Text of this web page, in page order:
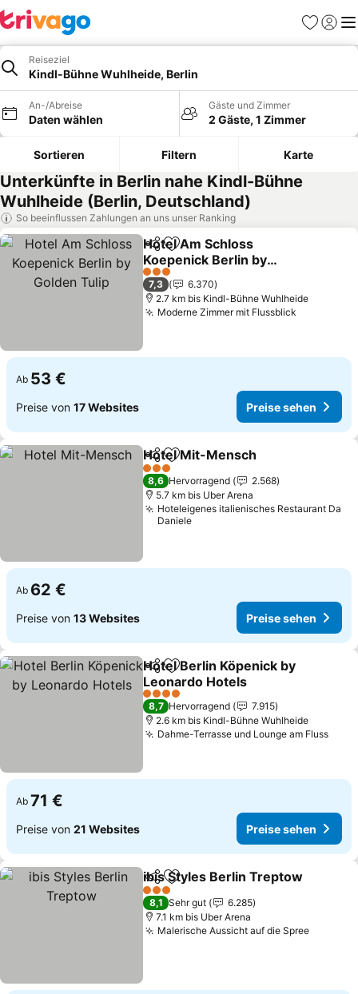
Favoriten
Reiseziel
Kindl-Bühne Wuhlheide, Berlin
An-/Abreise
Daten wählen
Gäste und Zimmer
2 Gäste, 1 Zimmer
Sortieren Filtern Karte
Unterkünfte in Berlin nahe Kindl-Bühne
Wuhlheide (Berlin, Deutschland)
So beeinflussen Zahlungen an uns unser Ranking
TeilenZu Favoriten hinzufügen
Hotel Am Schloss
Koepenick Berlin by
Golden Tulip
Preise sehen
3 Sterne
7,3
6.370
2.7 km bis Kindl-Bühne Wuhlheide
Moderne Zimmer mit Flussblick
Ab 53 €
Preise von 17 Websites Preise sehen
TeilenZu Favoriten hinzufügen
Hotel Mit-Mensch
3 Sterne
8,6 Hervorragend
2.568
5.7 km bis Uber Arena
Hoteleigenes italienisches Restaurant Da
Daniele
Ab 62 €
Preise von 13 Websites Preise sehen
TeilenZu Favoriten hinzufügen
Hotel Berlin Köpenick by
Leonardo Hotels
Preise sehen
4 Sterne
8,7 Hervorragend
7.915
2.6 km bis Kindl-Bühne Wuhlheide
Dahme-Terrasse und Lounge am Fluss
Ab 71 €
Preise von 21 Websites Preise sehen
TeilenZu Favoriten hinzufügen
ibis Styles Berlin Treptow
3 Sterne
8,1 Sehr gut
6.285
7.1 km bis Uber Arena
Malerische Aussicht auf die SpreePreise